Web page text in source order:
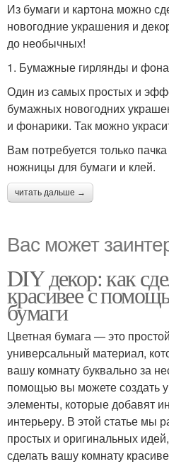
Из бумаги и картона можно
новогодние украшения и
до необычных!
1. Бумажные гирлянды и
Один из самых простых и
бумажных новогодних
и фонарики. Так можно
Вам потребуется только
ножницы для бумаги и клей.
читать дальше →
Вас может
DIY декор: как
красивее с
бумаги
Цветная бумага — это
универсальный материал,
вашу комнату буквально за
помощью вы можете создать
элементы, которые добавят
интерьеру. В этой статье мы
простых и оригинальных
сделать вашу комнату